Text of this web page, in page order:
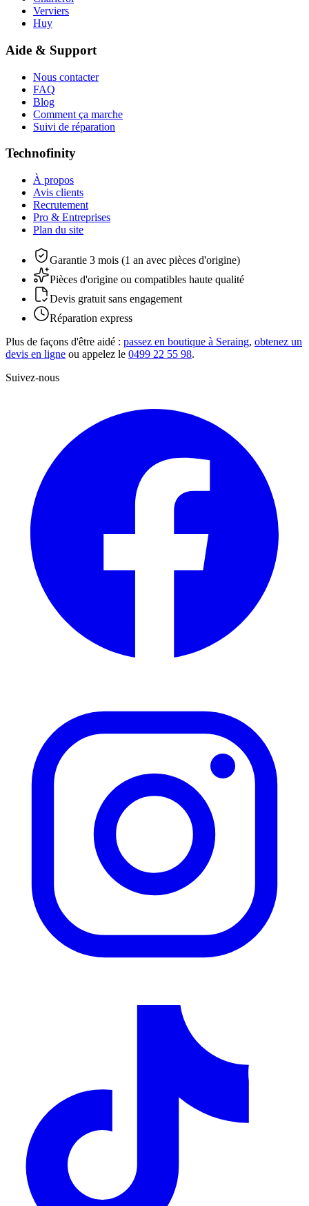
Verviers
Huy
Aide & Support
Nous contacter
FAQ
Blog
Comment ça marche
Suivi de réparation
Technofinity
À propos
Avis clients
Recrutement
Pro & Entreprises
Plan du site
Garantie 3 mois (1 an avec pièces d'origine)
Pièces d'origine ou compatibles haute qualité
Devis gratuit sans engagement
Réparation express
Plus de façons d'être aidé : passez en boutique à Seraing, obtenez un
devis en ligne ou appelez le 0499 22 55 98.
Suivez-nous